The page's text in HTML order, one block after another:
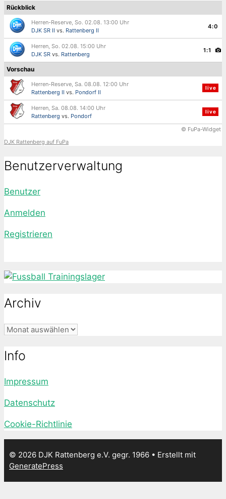
Rückblick
Herren-Reserve, So. 02.08. 13:00 Uhr
DJK SR II vs. Rattenberg II
4:0
Herren, So. 02.08. 15:00 Uhr
DJK SR vs. Rattenberg
1:1
Vorschau
Herren-Reserve, Sa. 08.08. 12:00 Uhr
Rattenberg II vs. Pondorf II
live
Herren, Sa. 08.08. 14:00 Uhr
Rattenberg vs. Pondorf
live
© FuPa-Widget
DJK Rattenberg auf FuPa
Benutzerverwaltung
Benutzer
Anmelden
Registrieren
Archiv
Archiv
Info
Impressum
Datenschutz
Cookie-Richtlinie
© 2026 DJK Rattenberg e.V. gegr. 1966 • Erstellt mit
GeneratePress